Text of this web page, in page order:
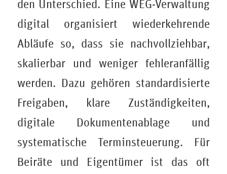
den Unterschied. Eine WEG-Verwaltung
digital organisiert wiederkehrende
Abläufe so, dass sie nachvollziehbar,
skalierbar und weniger fehleranfällig
werden. Dazu gehören standardisierte
Freigaben, klare Zuständigkeiten,
digitale Dokumentenablage und
systematische Terminsteuerung. Für
Beiräte und Eigentümer ist das oft